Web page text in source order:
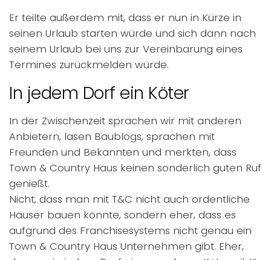
Er teilte außerdem mit, dass er nun in Kürze in
seinen Urlaub starten würde und sich dann nach
seinem Urlaub bei uns zur Vereinbarung eines
Termines zurückmelden würde.
In jedem Dorf ein Köter
In der Zwischenzeit sprachen wir mit anderen
Anbietern, lasen Baublogs, sprachen mit
Freunden und Bekannten und merkten, dass
Town & Country Haus keinen sonderlich guten Ruf
genießt.
Nicht, dass man mit T&C nicht auch ordentliche
Häuser bauen könnte, sondern eher, dass es
aufgrund des Franchisesystems nicht genau ein
Town & Country Haus Unternehmen gibt. Eher,